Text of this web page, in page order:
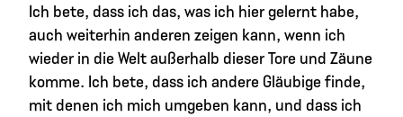
Ich bete, dass ich das, was ich hier gelernt habe,
auch weiterhin anderen zeigen kann, wenn ich
wieder in die Welt außerhalb dieser Tore und Zäune
komme. Ich bete, dass ich andere Gläubige finde,
mit denen ich mich umgeben kann, und dass ich